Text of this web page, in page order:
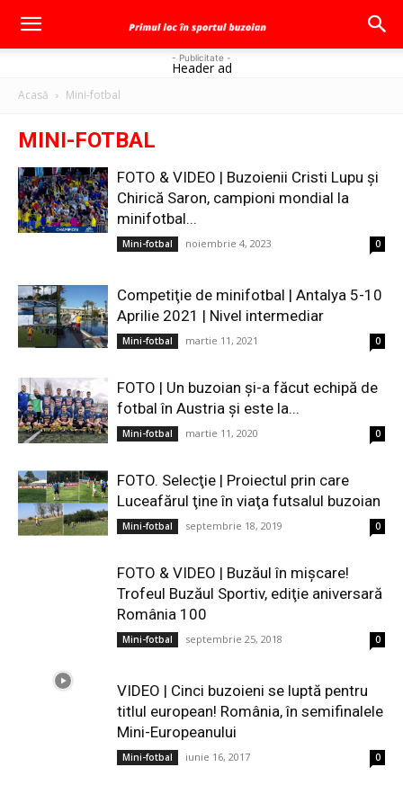
- Publicitate -
Header ad
Acasă Mini-fotbal
MINI-FOTBAL
FOTO & VIDEO | Buzoienii Cristi Lupu şi
Chirică Saron, campioni mondial la
minifotbal...
Mini-fotbal noiembrie 4, 2023 0
Competiţie de minifotbal | Antalya 5-10
Aprilie 2021 | Nivel intermediar
Mini-fotbal martie 11, 2021 0
FOTO | Un buzoian şi-a făcut echipă de
fotbal în Austria şi este la...
Mini-fotbal martie 11, 2020 0
FOTO. Selecţie | Proiectul prin care
Luceafărul ţine în viaţa futsalul buzoian
Mini-fotbal septembrie 18, 2019 0
FOTO & VIDEO | Buzăul în mişcare!
Trofeul Buzăul Sportiv, ediţie aniversară
România 100
Mini-fotbal septembrie 25, 2018 0
VIDEO | Cinci buzoieni se luptă pentru
titlul european! România, în semifinalele
Mini-Europeanului
Mini-fotbal iunie 16, 2017 0